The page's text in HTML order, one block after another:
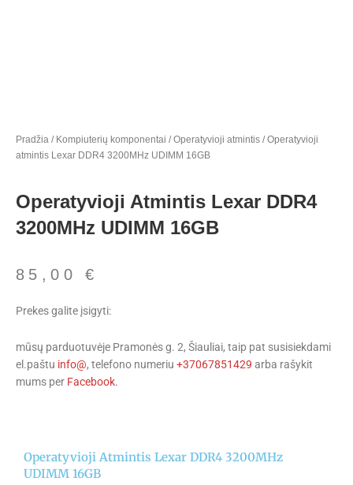
Pradžia / Kompiuterių komponentai /Operatyvioji atmintis / Operatyvioji
atmintis Lexar DDR4 3200MHz UDIMM 16GB
Operatyvioji Atmintis Lexar DDR4
3200MHz UDIMM 16GB
85,00€
Prekes galite įsigyti:
mūsų parduotuvėje Pramonės g. 2, Šiauliai, taip pat susisiekdami
el.paštu info@, telefono numeriu +37067851429 arba rašykit
mums per Facebook.
Operatyvioji Atmintis Lexar DDR4 3200MHz
UDIMM 16GB